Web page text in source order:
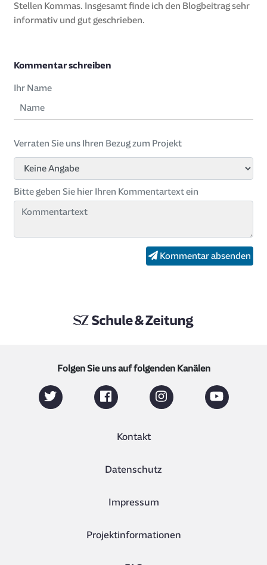
Stellen Kommas. Insgesamt finde ich den Blogbeitrag sehr
informativ und gut geschrieben.
Kommentar schreiben
Ihr Name
Verraten Sie uns Ihren Bezug zum Projekt
Bitte geben Sie hier Ihren Kommentartext ein
Kommentar absenden
Folgen Sie uns auf folgenden Kanälen
Kontakt
Datenschutz
Impressum
Projektinformationen